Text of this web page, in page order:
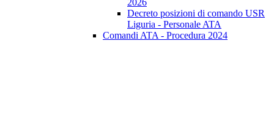
2026
Decreto posizioni di comando USR
Liguria - Personale ATA
Comandi ATA - Procedura 2024